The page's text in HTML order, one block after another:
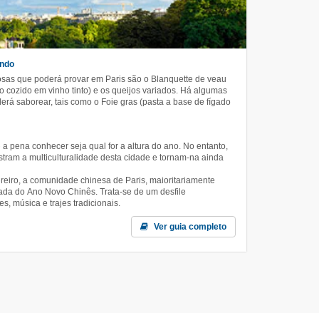
que poderá provar em Paris são o Blanquette de veau
cozido em vinho tinto) e os queijos variados. Há algumas
saborear, tais como o Foie gras (pasta a base de fígado
pena conhecer seja qual for a altura do ano. No entanto,
a multiculturalidade desta cidade e tornam-na ainda
a comunidade chinesa de Paris, maioritariamente
do Ano Novo Chinês. Trata-se de um desfile
música e trajes tradicionais.
Ver guia completo